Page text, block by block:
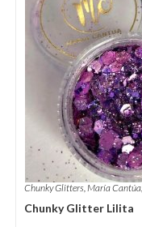
Chunky Glitters, María Cantúa,
Chunky Glitter Lilita